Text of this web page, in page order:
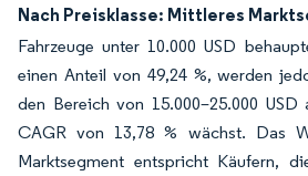
Nach Preisklasse: Mittleres
Fahrzeuge unter 10.000 USD
einen Anteil von 49,24 %, werden
den Bereich von 15.000–25.000
CAGR von 13,78 % wächst. Das
Marktsegment entspricht Käufern,